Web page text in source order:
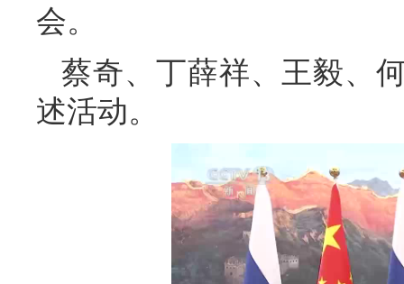
会。
蔡奇、丁薛祥、王毅、
述活动。